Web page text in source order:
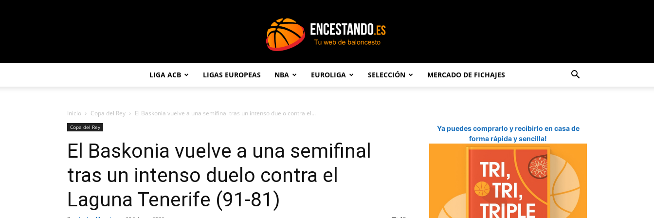
LIGA ACB LIGAS EUROPEAS NBA EUROLIGA SELECCIÓN MERCADO DE FICHAJES
Inicio Copa del Rey El Baskonia vuelve a una semifinal tras un intenso duelo contra el...
Copa del Rey
El Baskonia vuelve a una semifinal
tras un intenso duelo contra el
Laguna Tenerife (91-81)
Ya puedes comprarlo y recibirlo en casa de
forma rápida y sencilla!